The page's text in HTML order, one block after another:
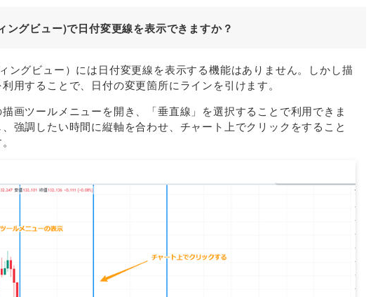
グビュー)で日付変更線を表示できますか？
ングビュー）には日付変更線を表示する機能はありません。しかし描
用することで、日付の変更箇所にラインを引けます。
画ツールメニューを開き、「垂直線」を選択することで利用できま
強調したい時間に縦軸を合わせ、チャート上でクリックをすること